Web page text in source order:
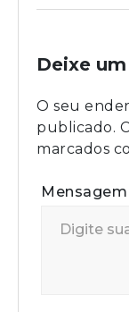
Deixe
O seu
publicado.
marcados
Mensagem